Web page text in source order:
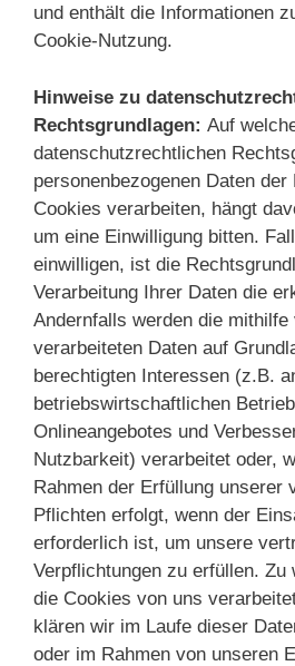
und enthält die Informationen
Cookie-Nutzung.
Hinweise zu
Rechtsgrundlagen: Auf
datenschutzrechtlichen
personenbezogenen Daten
Cookies verarbeiten, hängt
um eine Einwilligung bitten.
einwilligen, ist die
Verarbeitung Ihrer Daten die
Andernfalls werden die mithilfe
verarbeiteten Daten auf
berechtigten Interessen (z.B.
betriebswirtschaftlichen
Onlineangebotes und
Nutzbarkeit) verarbeitet oder,
Rahmen der Erfüllung unserer
Pflichten erfolgt, wenn der
erforderlich ist, um unsere
Verpflichtungen zu erfüllen. Zu
die Cookies von uns
klären wir im Laufe dieser
oder im Rahmen von unseren